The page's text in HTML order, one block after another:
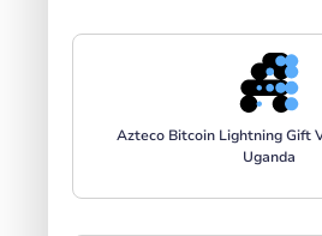
Azteco Bitcoin Lightning Gift
Uganda